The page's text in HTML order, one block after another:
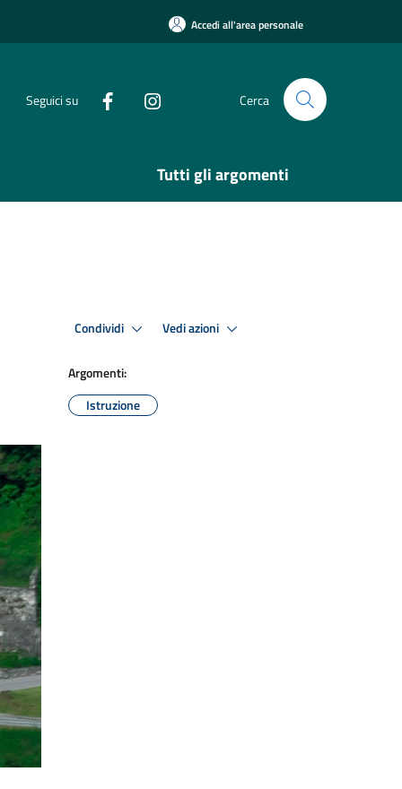
Accedi all'area personale
Seguici su Cerca
Tutti gli argomenti
Condividi Vedi azioni
Argomenti:
Istruzione